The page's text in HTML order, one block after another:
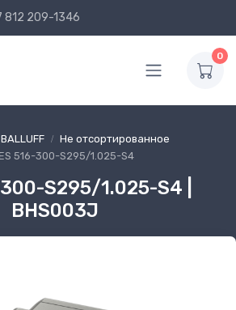
812 209-1346
0
BALLUFF
Не отсортированное
516-300-S295/1.025-S4
S295/1.025-S4 |
BHS003J